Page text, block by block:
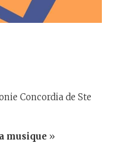
Concordia de Ste
musique »